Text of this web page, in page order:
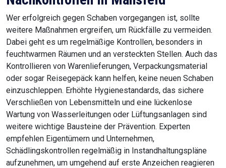
Wer erfolgreich gegen Schaben vorgegangen ist, sollte
weitere Maßnahmen ergreifen, um Rückfälle zu vermeiden.
Dabei geht es um regelmäßige Kontrollen, besonders in
feuchtwarmen Räumen und an versteckten Stellen. Auch das
Kontrollieren von Warenlieferungen, Verpackungsmaterial
oder sogar Reisegepäck kann helfen, keine neuen Schaben
einzuschleppen. Erhöhte Hygienestandards, das sichere
Verschließen von Lebensmitteln und eine lückenlose
Wartung von Wasserleitungen oder Lüftungsanlagen sind
weitere wichtige Bausteine der Prävention. Experten
empfehlen Eigentümern und Unternehmen,
Schädlingskontrollen regelmäßig in Instandhaltungspläne
aufzunehmen, um umgehend auf erste Anzeichen reagieren